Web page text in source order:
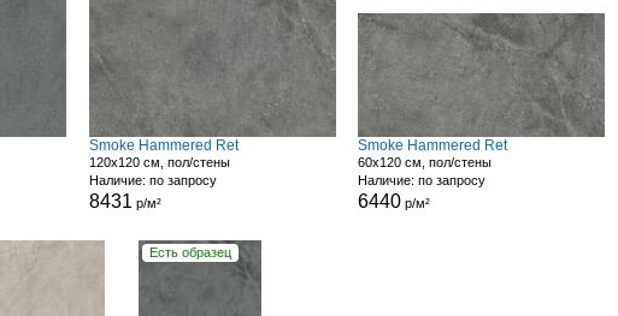
Smoke Hammered Ret
120x120 см, пол/стены
Наличие: по запросу
8431 р/м²
Smoke Hammered Ret
60x120 см, пол/стены
Наличие: по запросу
6440 р/м²
Есть образец